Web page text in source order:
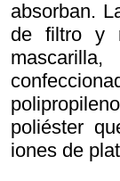
absorban.
de filtro y
poliéster
iones de